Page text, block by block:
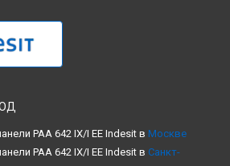
PAA 642 IX/I EE Indesit в Москве
PAA 642 IX/I EE Indesit в Санкт-